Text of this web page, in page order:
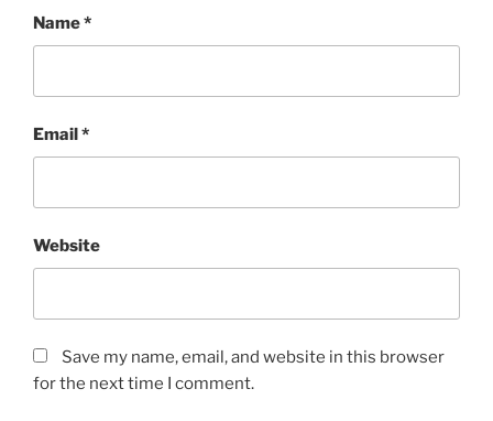
Name*
Email*
Website
Save my name, email, and website in this browser
for the next time I comment.